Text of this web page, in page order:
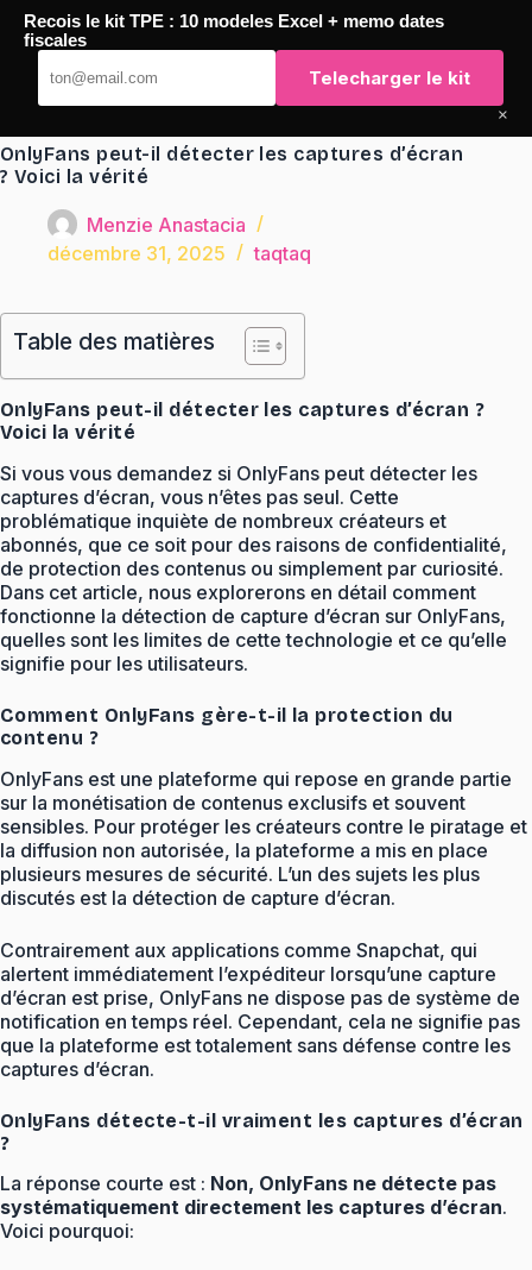
Passer
contenu
TaqTaq
OnlyFans peut-il détecter les captures d’écran
? Voici la vérité
Menzie Anastacia
décembre 31, 2025
taqtaq
Table des matières
OnlyFans peut-il détecter les captures d’écran ?
Voici la vérité
Si vous vous demandez si OnlyFans peut détecter les
captures d’écran, vous n’êtes pas seul. Cette
problématique inquiète de nombreux créateurs et
abonnés, que ce soit pour des raisons de confidentialité,
de protection des contenus ou simplement par curiosité.
Dans cet article, nous explorerons en détail comment
fonctionne la détection de capture d’écran sur OnlyFans,
quelles sont les limites de cette technologie et ce qu’elle
signifie pour les utilisateurs.
Comment OnlyFans gère-t-il la protection du
contenu ?
OnlyFans est une plateforme qui repose en grande partie
sur la monétisation de contenus exclusifs et souvent
sensibles. Pour protéger les créateurs contre le piratage et
la diffusion non autorisée, la plateforme a mis en place
plusieurs mesures de sécurité. L’un des sujets les plus
discutés est la détection de capture d’écran.
Contrairement aux applications comme Snapchat, qui
alertent immédiatement l’expéditeur lorsqu’une capture
d’écran est prise, OnlyFans ne dispose pas de système de
notification en temps réel. Cependant, cela ne signifie pas
que la plateforme est totalement sans défense contre les
captures d’écran.
OnlyFans détecte-t-il vraiment les captures d’écran
?
La réponse courte est : Non, OnlyFans ne détecte pas
systématiquement directement les captures d’écran.
Voici pourquoi:
Recois le kit TPE : 10 modeles Excel + memo dates
fiscales
Telecharger le kit
×